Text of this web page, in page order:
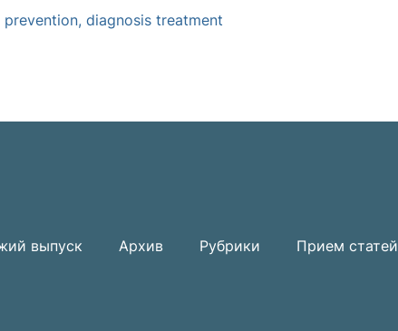
prevention, diagnosis treatment
выпуск Архив Рубрики Прием статей